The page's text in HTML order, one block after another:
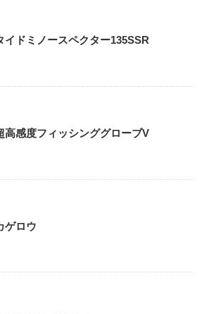
イドミノースペクター135SSR
高感度フィッシンググローブV
ゲロウ